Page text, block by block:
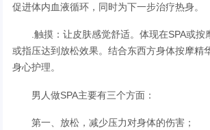
促进体内血液循环，同时为下一步治疗热身。
.触摸：让皮肤感觉舒适。体现在SPA或按
或指压达到放松效果。结合东西方身体按摩精
身心护理。
男人做SPA主要有三个方面：
第一、放松，减少压力对身体的伤害；